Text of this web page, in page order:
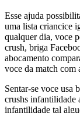
Esse ajuda
uma lista criancice
qualquer dia, voce
crush, briga
abocamento
voce da match com
Sentar-se voce usa
crushs infantilidade
infantilidade tal